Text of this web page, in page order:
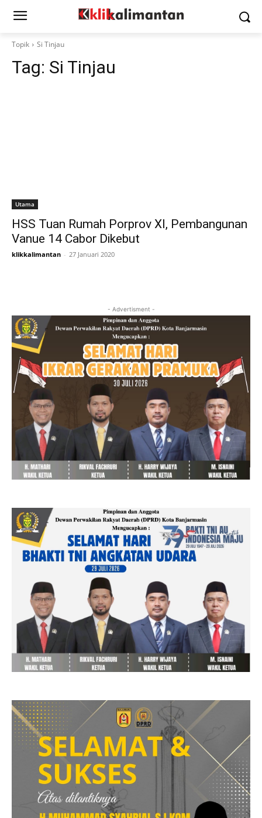
Topik Si Tinjau
Tag: Si Tinjau
Utama
HSS Tuan Rumah Porprov XI, Pembangunan
Vanue 14 Cabor Dikebut
klikkalimantan - 27 Januari 2020
- Advertisment -